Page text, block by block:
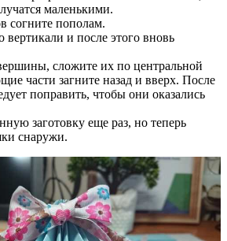
маленькими.
согните пополам.
вертикали и после этого вновь
сложите их по центральной
части загните назад и вверх. После
поправить, чтобы они оказались
заготовку еще раз, но теперь
снаружи.